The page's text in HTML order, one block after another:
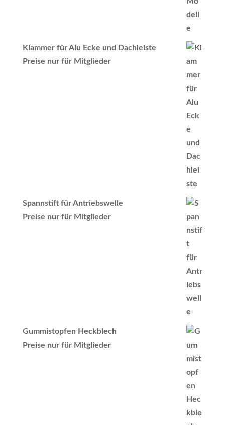
Klammer für Alu Ecke und Dachleiste
Preise nur für Mitglieder
Spannstift für Antriebswelle
Preise nur für Mitglieder
Gummistopfen Heckblech
Preise nur für Mitglieder